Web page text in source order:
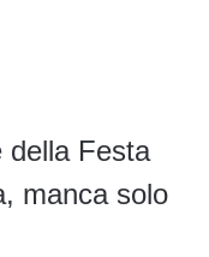
della Festa
manca solo